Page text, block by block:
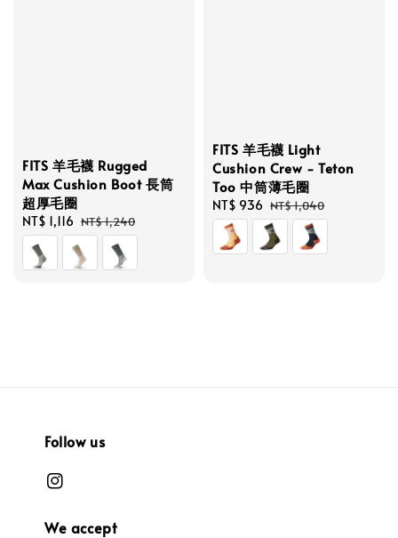
FITS 羊毛襪 Rugged
Max Cushion Boot 長筒
超厚毛圈
Sale
price
NT$ 1,116 Regular
price
NT$ 1,240
FITS 羊毛襪 Light
Cushion Crew - Teton
Too 中筒薄毛圈
Sale
price
NT$ 936 Regular
price
NT$ 1,040
Follow us
We accept